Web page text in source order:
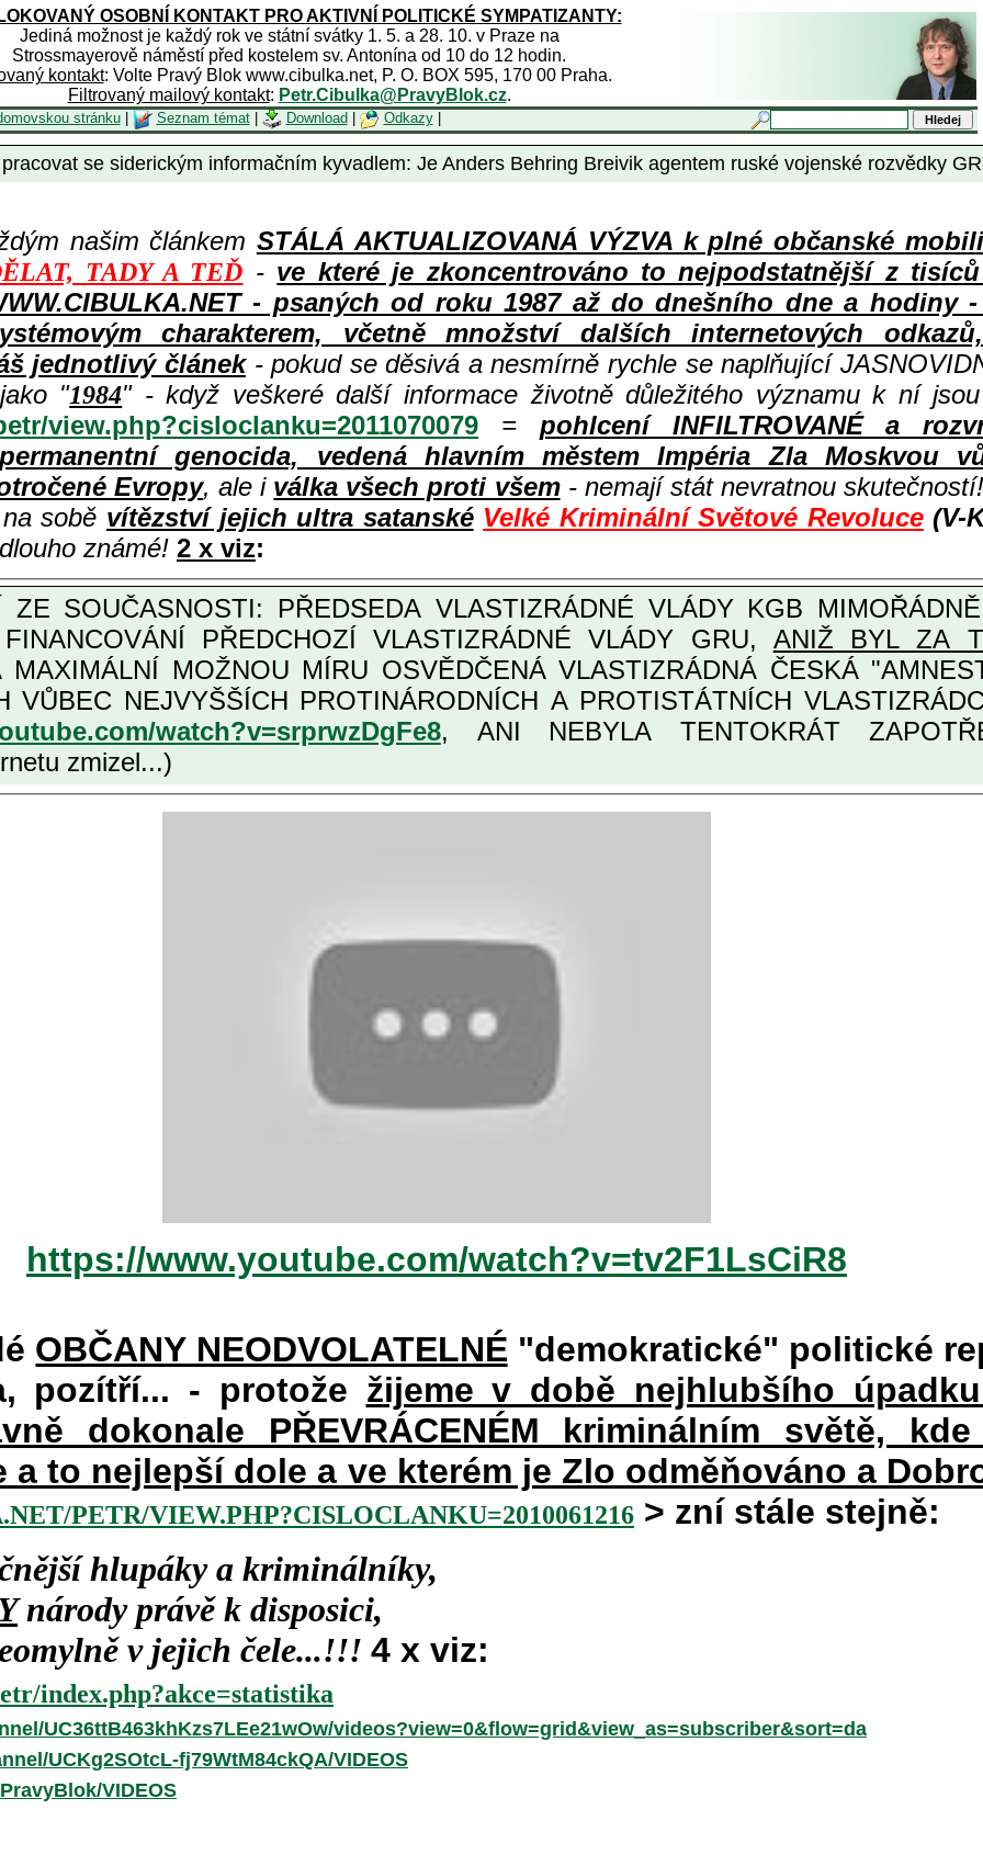
OSOBNÍ KONTAKT PRO AKTIVNÍ POLITICKÉ SYMPATIZANTY:
Jediná možnost je každý rok ve státní svátky 1. 5. a 28. 10. v Praze na
Strossmayerově náměstí před kostelem sv. Antonína od 10 do 12 hodin.
kontakt: Volte Pravý Blok www.cibulka.net, P. O. BOX 595, 170 00 Praha.
Filtrovaný mailový kontakt: Petr.Cibulka@PravyBlok.cz.
stránku| Seznam témat| Download Odkazy|
se siderickým informačním kyvadlem: Je Anders Behring Breivik agentem ruské vojenské rozvědky
našim článkem STÁLÁ AKTUALIZOVANÁ VÝZVA k plné občanské
TADY A TEĎ - ve které je zkoncentrováno to nejpodstatnější z
- psaných od roku 1987 až do dnešního dne a hodiny
charakterem, včetně množství dalších internetových
jednotlivý článek- pokud se děsivá a nesmírně rychle se naplňující
"1984" - když veškeré další informace životně důležitého významu k ní
view.php?cisloclanku=2011070079 = pohlcení INFILTROVANÉ a
genocida, vedená hlavním městem Impéria Zla Moskvou
Evropy, ale i válka všech proti všem- nemají stát nevratnou
sobě vítězství jejich ultra satanské Velké Kriminální Světové Revoluce (V-
známé! 2 x viz:
PŘEDCHOZÍ VLASTIZRÁDNÉ VLÁDY GRU, ANIŽ BYL ZA
MÍRU OSVĚDČENÁ VLASTIZRÁDNÁ ČESKÁ "AMNESTIE", URČENÁ
VLASTIZRÁDCŮ, VIZ NAPŘ.
watch?v=srprwzDgFe8, ANI NEBYLA TENTOKRÁT
zmizel...)
https://www.youtube.com/watch?v=tv2F1LsCiR8
OBČANY NEODVOLATELNÉ"demokratické" politické
pozítří... - protože žijeme v době nejhlubšího
dokonale PŘEVRÁCENÉM kriminálním světě,
a to nejlepší dole a ve kterém je Zlo odměňováno a
PETR/VIEW.PHP?CISLOCLANKU=2010061216 > zní stále stejně:
hlupáky a kriminálníky,
národy právě k disposici,
v jejich čele...!!! 4 x viz:
index.php?akce=statistika
UC36ttB463khKzs7LEe21wOw/videos?view=0&flow=grid&view_as=subscriber&sort=da
UCKg2SOtcL-fj79WtM84ckQA/VIDEOS
VIDEOS